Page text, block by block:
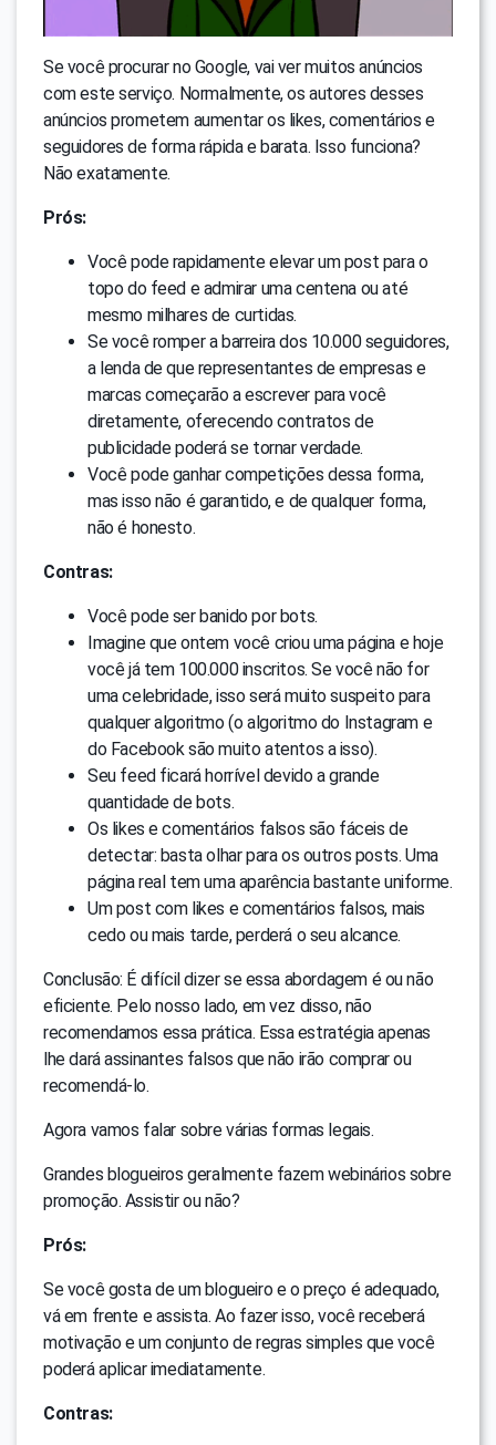
Se você procurar no Google, vai ver muitos anúncios
com este serviço. Normalmente, os autores desses
anúncios prometem aumentar os likes, comentários e
seguidores de forma rápida e barata. Isso funciona?
Não exatamente.
Prós:
Você pode rapidamente elevar um post para o
topo do feed e admirar uma centena ou até
mesmo milhares de curtidas.
Se você romper a barreira dos 10.000 seguidores,
a lenda de que representantes de empresas e
marcas começarão a escrever para você
diretamente, oferecendo contratos de
publicidade poderá se tornar verdade.
Você pode ganhar competições dessa forma,
mas isso não é garantido, e de qualquer forma,
não é honesto.
Contras:
Você pode ser banido por bots.
Imagine que ontem você criou uma página e hoje
você já tem 100.000 inscritos. Se você não for
uma celebridade, isso será muito suspeito para
qualquer algoritmo (o algoritmo do Instagram e
do Facebook são muito atentos a isso).
Seu feed ficará horrível devido a grande
quantidade de bots.
Os likes e comentários falsos são fáceis de
detectar: basta olhar para os outros posts. Uma
página real tem uma aparência bastante uniforme.
Um post com likes e comentários falsos, mais
cedo ou mais tarde, perderá o seu alcance.
Conclusão: É difícil dizer se essa abordagem é ou não
eficiente. Pelo nosso lado, em vez disso, não
recomendamos essa prática. Essa estratégia apenas
lhe dará assinantes falsos que não irão comprar ou
recomendá-lo.
Agora vamos falar sobre várias formas legais.
Grandes blogueiros geralmente fazem webinários sobre
promoção. Assistir ou não?
Prós:
Se você gosta de um blogueiro e o preço é adequado,
vá em frente e assista. Ao fazer isso, você receberá
motivação e um conjunto de regras simples que você
poderá aplicar imediatamente.
Contras: